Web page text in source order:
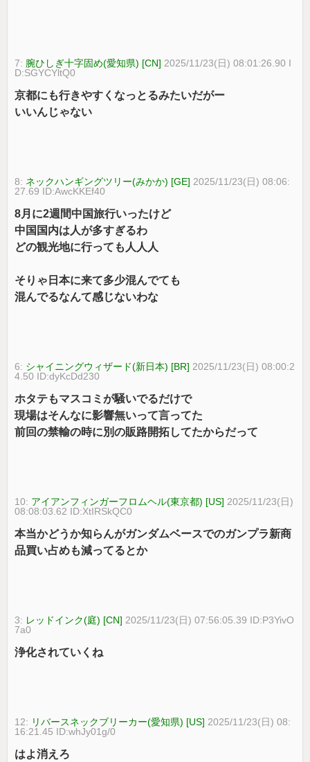
7: 腕ひしぎ十字固め(愛知県) [CN] 2025/11/23(日) 08:01:26.90 I
D:SGYCYltQ0
京都にも行きやすくなっとるみたいだがー
いいんじゃない
8: ネックハンギングツリー(みかか) [GE] 2025/11/23(日) 08:06:
27.69 ID:AwcKKEf40
8月に2週間中国旅行いったけど
中国国内は人が多すぎるわ
どの観光地に行っても人人人
そりゃ日本に来て多少混んでても
混んでるなんて感じないわな
6: シャイニングウィザード(新日本) [BR] 2025/11/23(日) 08:00:2
4.50 ID:dyKcDd230
ホタテもマスコミが騒いでるだけで
現場はそんなに影響無いって言ってた
前回の禁輸の時に別の販路開拓してたからだって
10: アイアンフィンガーフロムヘル(東京都) [US] 2025/11/23(日)
08:08:03.62 ID:XtIRSkQC0
本当かどうか知らんがガンダムベースでのガンプラ新商
品買い占めも減ってるとか
3: レッドインク(庭) [CN] 2025/11/23(日) 07:56:05.39 ID:P3YivO
7a0
浄化されていくね
12: リバースネックブリーカー(愛知県) [US] 2025/11/23(日) 08:
16:21.45 ID:whJy01g/0
はよ消えろ